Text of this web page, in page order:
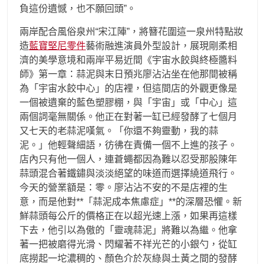
負這份遺憾，也不願回頭”。
兩岸配合風俗泉州“宋江陣”，將簪花圍這一泉州特點妝
造藍寶堅尼零件藝術融進演員外型設計，展現剛柔相
濟的美學意境和兩岸平易近間《宇宙水餃與終極醬料
師》第一章：蒜泥與末日預兆廖沾沾坐在他那間被稱
為「宇宙水餃中心」的店裡，但這間店的外觀更像是
一個被遺棄的藍色塑膠棚，與「宇宙」或「中心」這
兩個詞毫無關係。他正在對著一缸已經發酵了七個月
又七天的老蒜泥嘆氣。「你還不夠靈動，我的蒜
泥。」他輕聲細語，彷彿在責備一個不上進的孩子。
店內只有他一個人，連蒼蠅都因為難以忍受那股陳年
蒜頭混合著鐵鏽與淡淡絕望的味道而選擇繞道飛行。
今天的營業額是：零。廖沾沾不安的不是店裡的生
意，而是他對**「蒜泥成本焦慮症」**的深層恐懼。新
鮮蒜頭每公斤的價格正在以超光速上漲，如果再這樣
下去，他引以為傲的「靈魂蒜泥」將難以為繼。他拿
著一把被磨得光滑、閃耀著不祥光芒的小銀勺，從缸
底撈起一坨濃稠的、顏色介於灰綠與土黃之間的發酵